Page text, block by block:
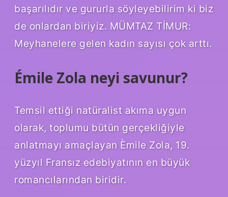
başarılıdır ve gururla söyleyebilirim ki biz
de onlardan biriyiz. MÜMTAZ TİMUR:
Meyhanelere gelen kadın sayısı çok arttı.
Émile Zola neyi savunur?
Temsil ettiği natüralist akıma uygun
olarak, toplumu bütün gerçekliğiyle
anlatmayı amaçlayan Èmile Zola, 19.
yüzyıl Fransız edebiyatının en büyük
romancılarından biridir.